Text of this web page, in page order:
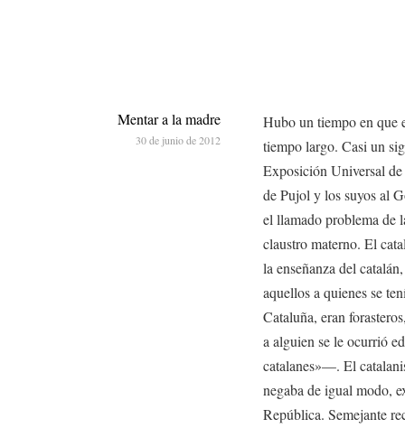
Hubo un tiempo en que
tiempo largo. Casi un
Exposición Universal
de Pujol y los suyos al
el llamado problema de
claustro materno. El
la enseñanza del
aquellos a quienes se
Cataluña, eran
a alguien se le ocurrió
catalanes»—. El
negaba de igual modo,
República. Semejante
Mentar a la madre
30 de junio de 2012